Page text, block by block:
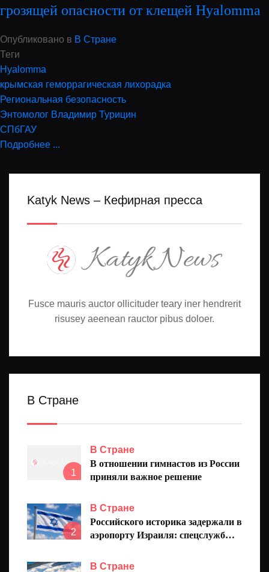
грозящей опасности от клещей Hyalomma
Опубликовано в В Стране
Теги
Hyalomma
крымская геморрагическая лихорадка
Региональная безопасность
Энтомолог Владимир Турицин
СПбГАУ
Подробнее ...
Katyk News – Кефирная пресса
Fusce mauris auctor ollicituder teary iner hendrerit
risusey aeenean rauctor pibus doloer.
В Стране
1
В Стране
В отношении гимнастов из России
приняли важное решение
2
В Стране
Российского историка задержали в
аэропорту Израиля: спецслужбы
тюрьме уже четвертые сутки
В Стране